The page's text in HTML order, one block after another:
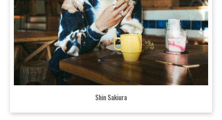
Shin Sakiura